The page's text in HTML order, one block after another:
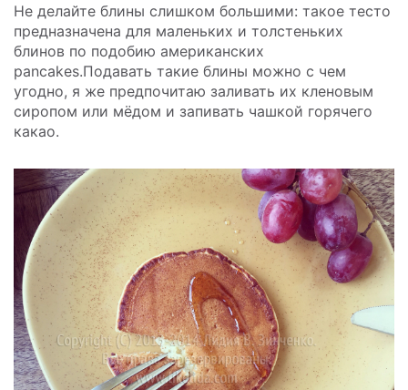
Не делайте блины слишком большими: такое тесто
предназначена для маленьких и толстеньких
блинов по подобию американских
pancakes.Подавать такие блины можно с чем
угодно, я же предпочитаю заливать их кленовым
сиропом или мёдом и запивать чашкой горячего
какао.